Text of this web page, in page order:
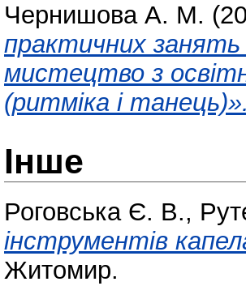
Чернишова А. М.
практичних занять
мистецтво з
(ритміка і танець)».
Інше
Роговська Є. В.,
інструментів
Житомир.